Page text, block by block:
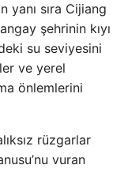
yanı sıra Cijiang
şehrinin kıyı
su seviyesini
ve yerel
önlemlerini
rüzgarlar
vuran